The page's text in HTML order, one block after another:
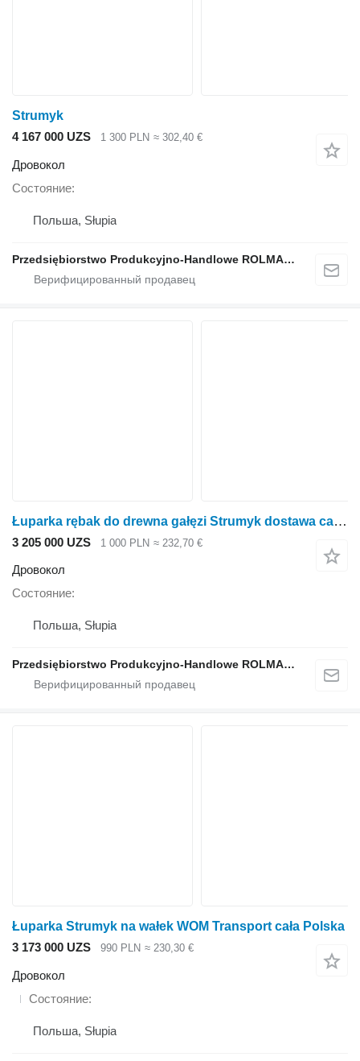
Strumyk
4 167 000 UZS
1 300 PLN ≈ 302,40 €
Дровокол
Состояние
Польша, Słupia
Przedsiębiorstwo Produkcyjno-Handlowe ROLMAPOL Marcin Dziekan
Łuparka rębak do drewna gałęzi Strumyk dostawa cała Polska
3 205 000 UZS 1 000 PLN ≈ 232,70 €
Дровокол
Состояние
Польша, Słupia
Przedsiębiorstwo Produkcyjno-Handlowe ROLMAPOL Marcin Dziekan
Łuparka Strumyk na wałek WOM Transport cała Polska
3 173 000 UZS
990 PLN ≈ 230,30 €
Дровокол
Состояние
Польша, Słupia